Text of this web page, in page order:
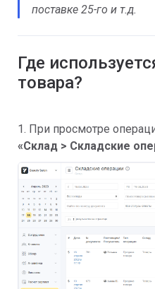
поставке 25-го и т.д.
Где
товара?
1. При просмотре
«Склад > Складские